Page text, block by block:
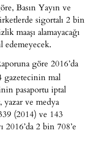
Basın Yayın ve
sigortalı 2 bin
maaşı alamayacağı
edemeyecek.
göre 2016’da
gazetecinin mal
pasaportu iptal
ve medya
(2014) ve 143
2016’da 2 bin 708’e